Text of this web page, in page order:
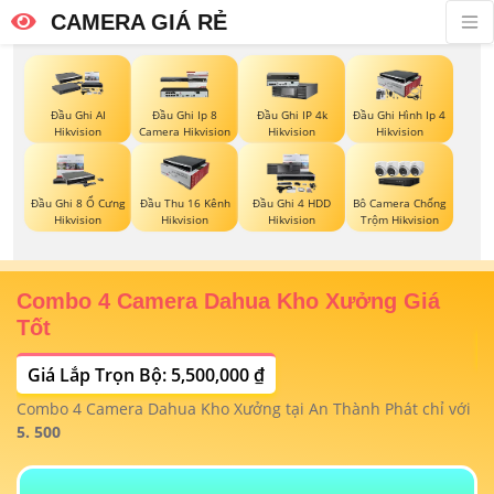
CAMERA GIÁ RẺ
Đầu Ghi AI
Hikvision
Đầu Ghi Ip 8
Camera Hikvision
Đầu Ghi IP 4k
Hikvision
Đầu Ghi Hình Ip 4
Hikvision
Đầu Ghi 8 Ổ Cưng
Hikvision
Đầu Thu 16 Kênh
Hikvision
Đầu Ghi 4 HDD
Hikvision
Bô Camera Chống
Trộm Hikvision
Combo 4 Camera Dahua Kho Xưởng Giá
Tốt
Giá Lắp Trọn Bộ: 5,500,000 ₫
Combo 4 Camera Dahua Kho Xưởng tại An Thành Phát chỉ với
5. 500